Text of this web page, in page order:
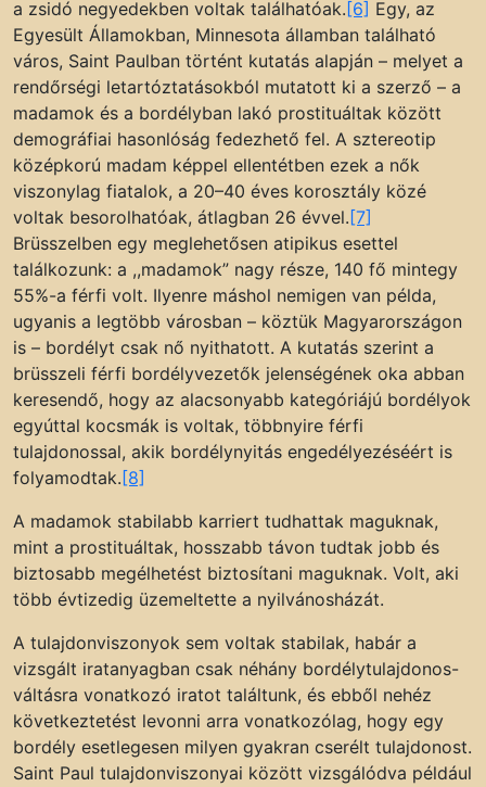
a zsidó negyedekben voltak találhatóak. [6] Egy, az
Egyesült Államokban, Minnesota államban található
város, Saint Paulban történt kutatás alapján – melyet a
rendőrségi letartóztatásokból mutatott ki a szerző – a
madamok és a bordélyban lakó prostituáltak között
demográfiai hasonlóság fedezhető fel. A sztereotip
középkorú madam képpel ellentétben ezek a nők
viszonylag fiatalok, a 20–40 éves korosztály közé
voltak besorolhatóak, átlagban 26 évvel. [7]
Brüsszelben egy meglehetősen atipikus esettel
találkozunk: a ,,madamok” nagy része, 140 fő mintegy
55%-a férfi volt. Ilyenre máshol nemigen van példa,
ugyanis a legtöbb városban – köztük Magyarországon
is – bordélyt csak nő nyithatott. A kutatás szerint a
brüsszeli férfi bordélyvezetők jelenségének oka abban
keresendő, hogy az alacsonyabb kategóriájú bordélyok
egyúttal kocsmák is voltak, többnyire férfi
tulajdonossal, akik bordélynyitás engedélyezéséért is
folyamodtak. [8]
A madamok stabilabb karriert tudhattak maguknak,
mint a prostituáltak, hosszabb távon tudtak jobb és
biztosabb megélhetést biztosítani maguknak. Volt, aki
több évtizedig üzemeltette a nyilvánosházát.
A tulajdonviszonyok sem voltak stabilak, habár a
vizsgált iratanyagban csak néhány bordélytulajdonos-
váltásra vonatkozó iratot találtunk, és ebből nehéz
következtetést levonni arra vonatkozólag, hogy egy
bordély esetlegesen milyen gyakran cserélt tulajdonost.
Saint Paul tulajdonviszonyai között vizsgálódva például